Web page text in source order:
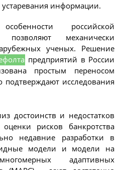
информации.
российской
позволяют механически
ученых. Решение
предприятий в России
простым переносом
исследования
достоинств и недостатков
рисков банкротства
недавние разработки в
модели и модели на
адаптивных